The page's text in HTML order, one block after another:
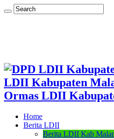
LDII Kabupaten
Ormas LDII
Home
Berita LDII
Berita LDII Kab